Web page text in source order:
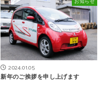
2024.01.05
新年のご挨拶を申し上げます